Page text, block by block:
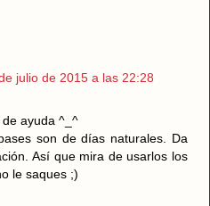
julio de 2015 a las 22:28
ayuda ^_^
son de días naturales. Da
Así que mira de usarlos los
le saques ;)